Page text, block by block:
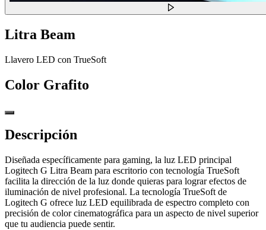
Litra Beam
Llavero LED con TrueSoft
Color Grafito
Descripción
Diseñada específicamente para gaming, la luz LED principal
Logitech G Litra Beam para escritorio con tecnología TrueSoft
facilita la dirección de la luz donde quieras para lograr efectos de
iluminación de nivel profesional. La tecnología TrueSoft de
Logitech G ofrece luz LED equilibrada de espectro completo con
precisión de color cinematográfica para un aspecto de nivel superior
que tu audiencia puede sentir.